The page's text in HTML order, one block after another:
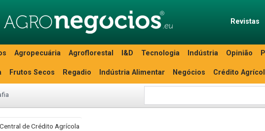
Revistas
Agropecuária Agroflorestal I&D Tecnologia Indústria Opinião
Frutos Secos Regadio Indústria Alimentar Negócios Crédito
de Crédito Agrícola